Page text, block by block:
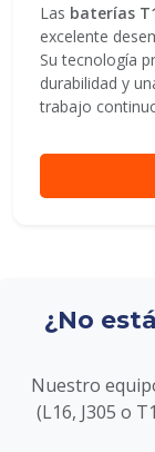
Las baterías
excelente
Su tecnología
durabilidad y
trabajo
¿No
Nuestro
(L16, J305 o